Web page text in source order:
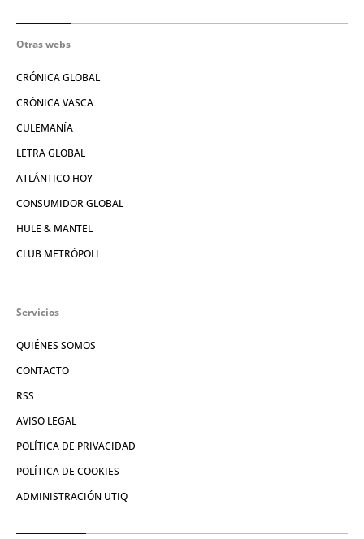
Otras webs
CRÓNICA GLOBAL
CRÓNICA VASCA
CULEMANÍA
LETRA GLOBAL
ATLÁNTICO HOY
CONSUMIDOR GLOBAL
HULE & MANTEL
CLUB METRÓPOLI
Servicios
QUIÉNES SOMOS
CONTACTO
RSS
AVISO LEGAL
POLÍTICA DE PRIVACIDAD
POLÍTICA DE COOKIES
ADMINISTRACIÓN UTIQ